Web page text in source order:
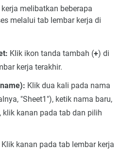
melibatkan beberapa
melalui tab lembar kerja di
Klik ikon tanda tambah (+) di
kerja terakhir.
Klik dua kali pada nama
"Sheet1"), ketik nama baru,
klik kanan pada tab dan pilih
Klik kanan pada tab lembar kerja